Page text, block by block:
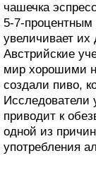
чашечка
5-7-процентным
увеличивает их
Австрийские
мир хорошими
создали пиво,
Исследователи
приводит к
одной из
употребления